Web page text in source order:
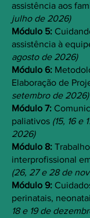
assistência aos
julho de 2026)
Módulo 5:
assistência à
agosto de 2026)
Módulo 6:
Elaboração de
setembro de 2026)
Módulo 7:
paliativos (15, 16 e
2026)
Módulo 8:
interprofissional
(26, 27 e 28 de
Módulo 9:
perinatais,
18 e 19 de